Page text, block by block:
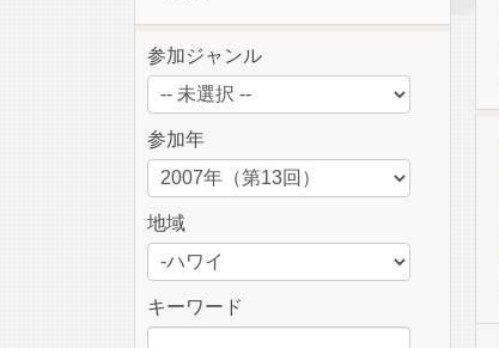
参加ジャンル
参加年
地域
キーワード